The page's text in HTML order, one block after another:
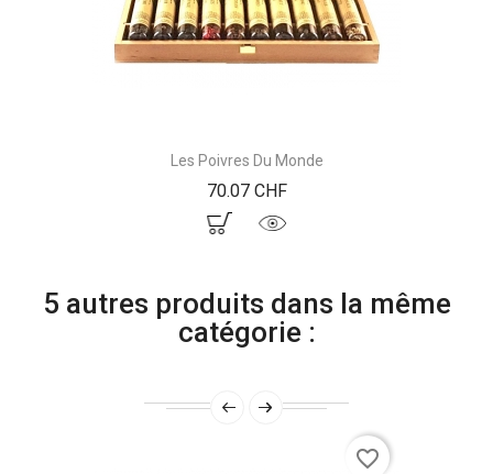
Les Poivres Du Monde
70.07 CHFPrix
5 autres produits dans la même
catégorie :
favorite_border